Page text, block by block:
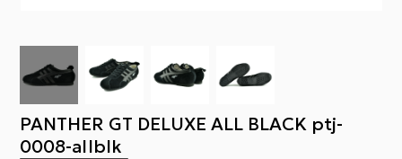
PANTHER GT DELUXE ALL BLACK ptj-
0008-allblk